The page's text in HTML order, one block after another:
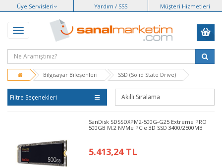
Üye Servisleri Yardım / SSS Müşteri Hizmetleri
Bilgisayar Bileşenleri SSD (Solid State Drive)
Filtre Seçenekleri
SanDisk SDSSDXPM2-500G-G25 Extreme PRO
500GB M.2 NVMe PCIe 3D SSD 3400/2500MB
5.413,24 TL